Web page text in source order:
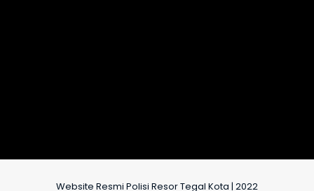
Website Resmi Polisi Resor Tegal Kota | 2022